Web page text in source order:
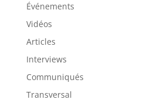
Événements
Vidéos
Articles
Interviews
Communiqués
Transversal